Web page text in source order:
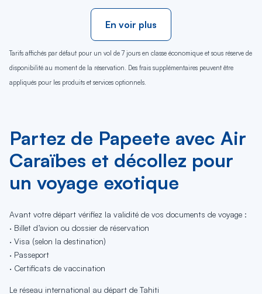
En voir plus
Tarifs affichés par défaut pour un vol de 7 jours en classe économique et sous réserve de
disponibilité au moment de la réservation. Des frais supplémentaires peuvent être
appliqués pour les produits et services optionnels.
Partez de Papeete avec Air
Caraïbes et décollez pour
un voyage exotique
Avant votre départ vérifiez la validité de vos documents de voyage :
· Billet d’avion ou dossier de réservation
· Visa (selon la destination)
· Passeport
· Certificats de vaccination
Le réseau international au départ de Tahiti